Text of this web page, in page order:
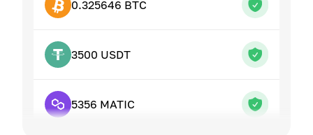
0.325646 BTC
3500 USDT
5356 MATIC